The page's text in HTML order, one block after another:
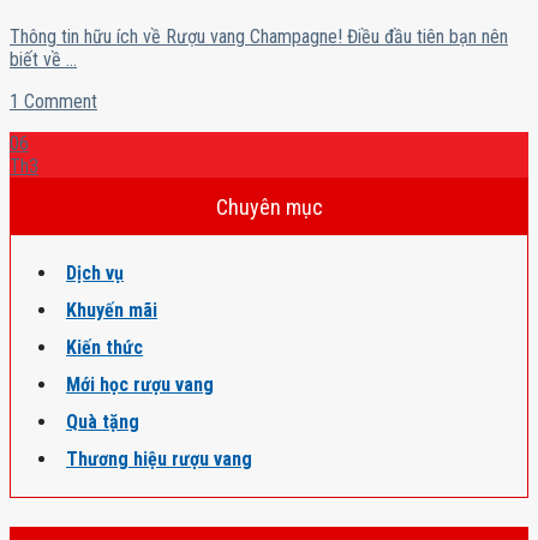
Thông tin hữu ích về Rượu vang Champagne! Điều đầu tiên bạn nên
biết về ...
1 Comment
06
Th3
Chuyên mục
Dịch vụ
Khuyến mãi
Kiến thức
Mới học rượu vang
Quà tặng
Thương hiệu rượu vang